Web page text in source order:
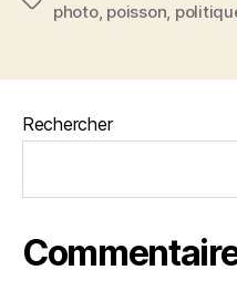
e
o
er l
es
photo, poisson,
Rechercher